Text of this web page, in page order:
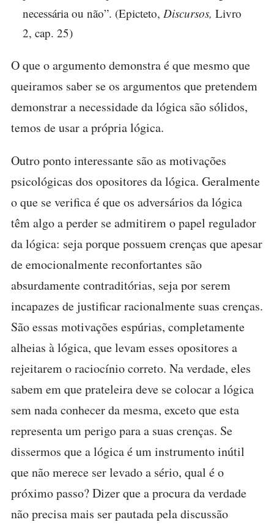
necessária ou não”. (Epicteto, Discursos, Livro
2, cap. 25)
O que o argumento demonstra é que mesmo que
queiramos saber se os argumentos que pretendem
demonstrar a necessidade da lógica são sólidos,
temos de usar a própria lógica.
Outro ponto interessante são as motivações
psicológicas dos opositores da lógica. Geralmente
o que se verifica é que os adversários da lógica
têm algo a perder se admitirem o papel regulador
da lógica: seja porque possuem crenças que apesar
de emocionalmente reconfortantes são
absurdamente contraditórias, seja por serem
incapazes de justificar racionalmente suas crenças.
São essas motivações espúrias, completamente
alheias à lógica, que levam esses opositores a
rejeitarem o raciocínio correto. Na verdade, eles
sabem em que prateleira deve se colocar a lógica
sem nada conhecer da mesma, exceto que esta
representa um perigo para a suas crenças. Se
dissermos que a lógica é um instrumento inútil
que não merece ser levado a sério, qual é o
próximo passo? Dizer que a procura da verdade
não precisa mais ser pautada pela discussão